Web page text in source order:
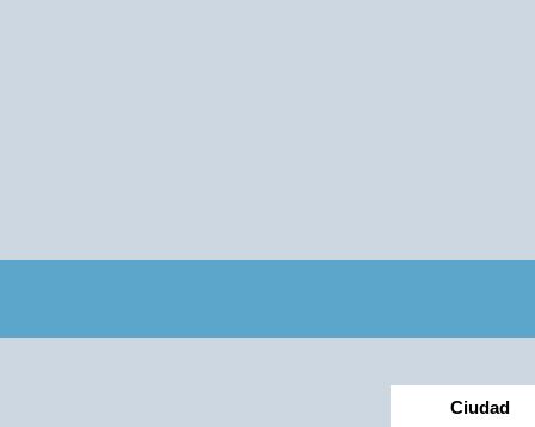
Ciudad